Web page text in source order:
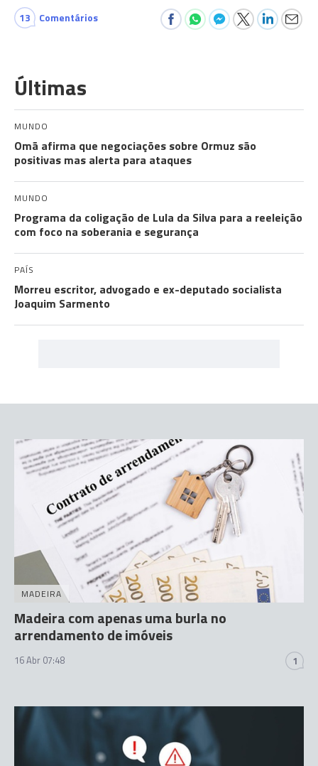
13 Comentários
Últimas
MUNDO
Omã afirma que negociações sobre Ormuz são
positivas mas alerta para ataques
MUNDO
Programa da coligação de Lula da Silva para a reeleição
com foco na soberania e segurança
PAÍS
Morreu escritor, advogado e ex-deputado socialista
Joaquim Sarmento
MADEIRA
Madeira com apenas uma burla no
arrendamento de imóveis
16 Abr 07:48 1